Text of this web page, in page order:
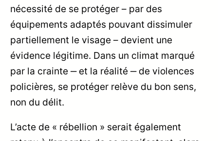
nécessité de se protéger – par des
équipements adaptés pouvant dissimuler
partiellement le visage – devient une
évidence légitime. Dans un climat marqué
par la crainte ‒ et la réalité ‒ de violences
policières, se protéger relève du bon sens,
non du délit.
L’acte de « rébellion » serait également